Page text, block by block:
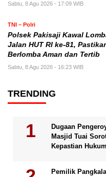
Sabtu, 8 Agu 2026 - 17:09 WIB
TNI – Polri
Polsek Pakisaji Kawal
Jalan HUT RI ke-81,
Berlomba Aman dan Tertib
Sabtu, 8 Agu 2026 - 16:23 WIB
TRENDING
Dugaan
Masjid Tuai
Kepastian Hukum
Pemilik